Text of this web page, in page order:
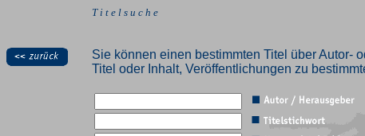
T i t e l s u c h e
Sie können einen bestimmten Titel über Autor-
Titel oder Inhalt, Veröffentlichungen zu